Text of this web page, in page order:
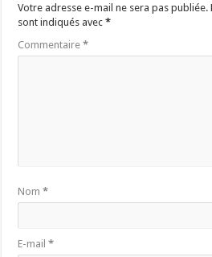
Votre adresse e-mail ne sera pas publiée.
sont indiqués avec*
Commentaire*
Nom*
E-mail*